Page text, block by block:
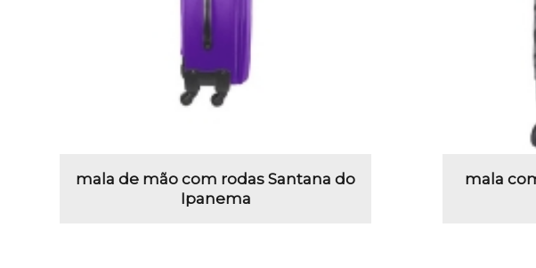
mala de mão com rodas Santana do
Ipanema
mala